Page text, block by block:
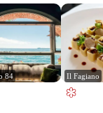
84 Il Fagiano